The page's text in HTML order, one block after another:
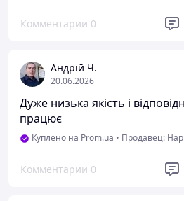
Комментарии 0
Андрій Ч.
20.06.2026
Дуже низька якість і
працює
Куплено на Prom.ua • Продавец:
Комментарии 0